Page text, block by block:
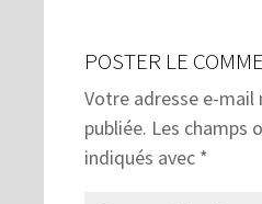
POSTER LE
Votre adresse e-mail
publiée. Les champs
indiqués avec *